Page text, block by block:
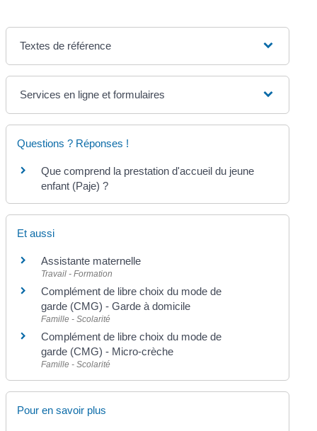
Textes de référence
Services en ligne et formulaires
Questions ? Réponses !
Que comprend la prestation d'accueil du jeune
enfant (Paje) ?
Et aussi
Assistante maternelle
Travail - Formation
Complément de libre choix du mode de
garde (CMG) - Garde à domicile
Famille - Scolarité
Complément de libre choix du mode de
garde (CMG) - Micro-crèche
Famille - Scolarité
Pour en savoir plus